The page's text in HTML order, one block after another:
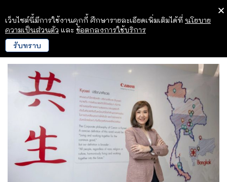
เว็บไซต์นี้มีการใช้งานคุกกี้ ศึกษารายละเอียดเพิ่มเติมได้ที่ นโยบาย
ความเป็นส่วนตัว และ ข้อตกลงการใช้บริการ
รับทราบ